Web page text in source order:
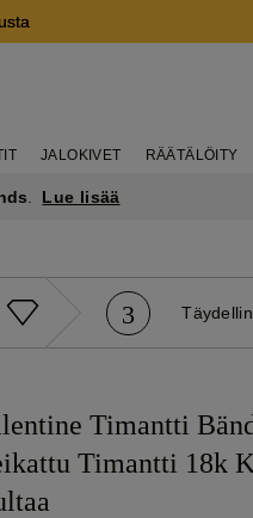
JALOKIVET RÄÄTÄLÖITY
Lue lisää
3
Timantti
Timantti 18k